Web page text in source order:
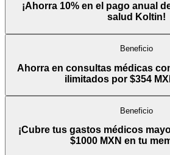
¡Ahorra 10% en el pago anual
salud Koltin!
Beneficio
Ahorra en consultas médicas
ilimitados por $354
Beneficio
¡Cubre tus gastos médicos
$1000 MXN en tu